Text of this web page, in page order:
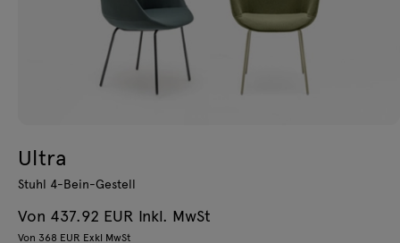
Ultra
Stuhl 4-Bein-Gestell
Von 437.92 EUR Inkl. MwSt
Von 368 EUR Exkl MwSt